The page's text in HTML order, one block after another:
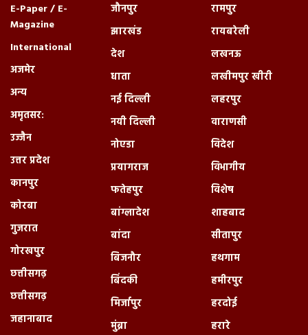
E-Paper / E-
Magazine
International
अजमेर
अन्य
अमृतसर:
उज्जैन
उत्तर प्रदेश
कानपुर
कोरबा
गुजरात
गोरखपुर
छत्तीसगढ़
छत्तीसगढ़
जहानाबाद
जौनपुर
झारखंड
देश
धाता
नई दिल्ली
नयी दिल्ली
नोएडा
प्रयागराज
फतेहपुर
बांग्लादेश
बांदा
बिजनौर
बिंदकी
मिर्जापुर
मुंब्रा
रामपुर
रायबरेली
लखनऊ
लखीमपुर खीरी
लहरपुर
वाराणसी
विदेश
विभागीय
विशेष
शाहबाद
सीतापुर
हथगाम
हमीरपुर
हरदोई
हरारे